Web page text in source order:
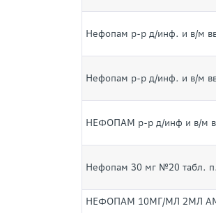
Нефопам р-р д/инф. и в/м
Нефопам р-р д/инф. и в/м
НЕФОПАМ р-р д/инф и в/м
Нефопам 30 мг №20 табл.
НЕФОПАМ 10МГ/МЛ 2МЛ